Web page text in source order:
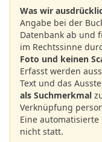
Was wir
Angabe bei der
Datenbank ab und
im Rechtssinne
Foto und keinen
Erfasst werden
Text und das
als Suchmerkmal
Verknüpfung
Eine
nicht statt.